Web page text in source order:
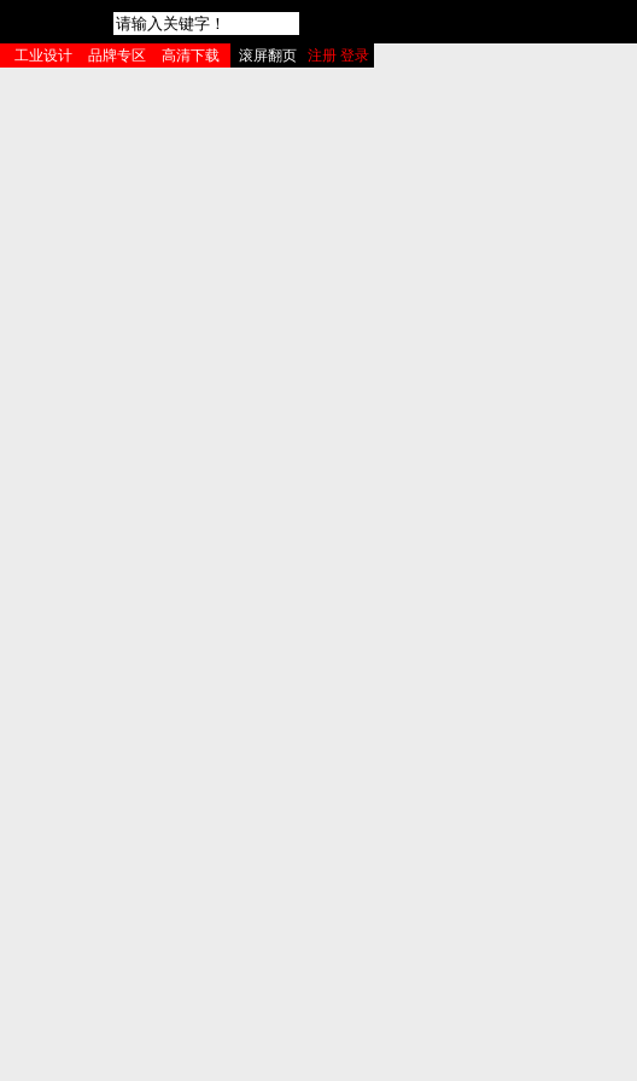
工业设计 品牌专区 高清下载 注册 登录
滚屏翻页